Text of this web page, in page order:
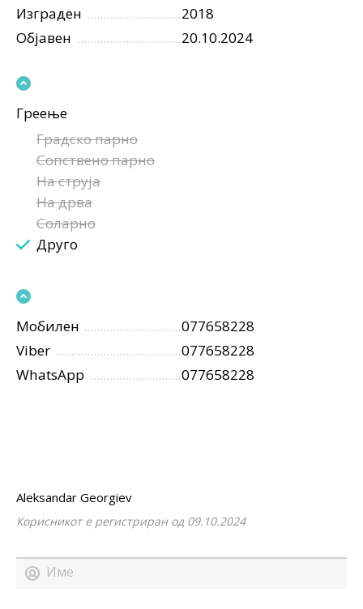
Изграден
2018
Објавен
20.10.2024
Греење
Градско парно
Сопствено парно
На струја
На дрва
Соларно
Друго
Мобилен
077658228
Viber
077658228
WhatsApp
077658228
Aleksandar Georgiev
Корисникот е регистриран од 09.10.2024